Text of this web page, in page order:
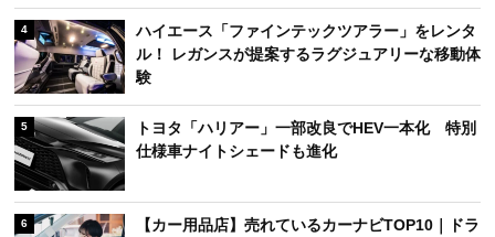
4
ハイエース「ファインテックツアラー」をレンタ
ル！ レガンスが提案するラグジュアリーな移動体
験
5
トヨタ「ハリアー」一部改良でHEV一本化 特別
仕様車ナイトシェードも進化
6
【カー用品店】売れているカーナビTOP10｜ドラ